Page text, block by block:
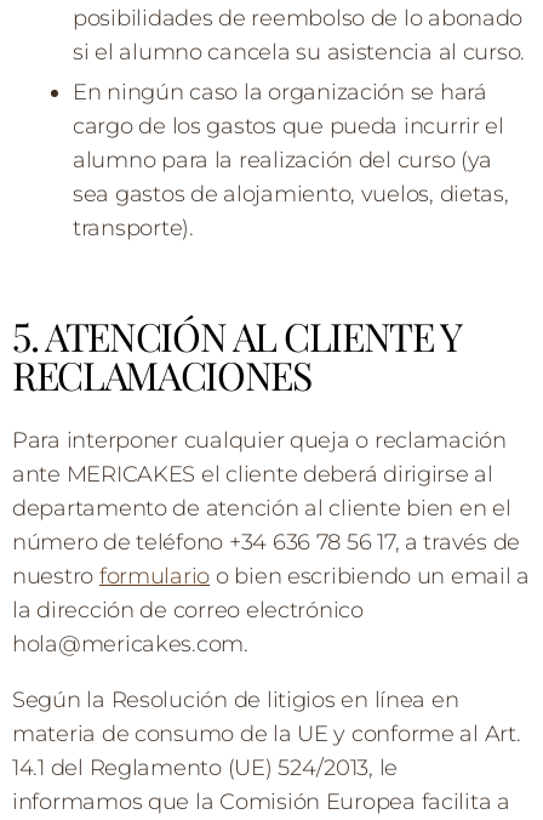
posibilidades de reembolso de lo abonado
si el alumno cancela su asistencia al curso.
En ningún caso la organización se hará
cargo de los gastos que pueda incurrir el
alumno para la realización del curso (ya
sea gastos de alojamiento, vuelos, dietas,
transporte).
5. ATENCIÓN AL CLIENTE Y
RECLAMACIONES
Para interponer cualquier queja o reclamación
ante MERICAKES el cliente deberá dirigirse al
departamento de atención al cliente bien en el
número de teléfono +34 636 78 56 17, a través de
nuestro formulario o bien escribiendo un email a
la dirección de correo electrónico
hola@mericakes.com.
Según la Resolución de litigios en línea en
materia de consumo de la UE y conforme al Art.
14.1 del Reglamento (UE) 524/2013, le
informamos que la Comisión Europea facilita a